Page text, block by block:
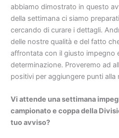
abbiamo dimostrato in questo
della settimana ci siamo
cercando di curare i dettagli.
delle nostre qualità e del fatto
affrontata con il giusto impegno
determinazione. Proveremo ad
positivi per aggiungere punti alla
Vi attende una settimana
campionato e coppa della
tuo avviso?